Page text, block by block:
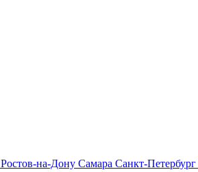
Ростов-на-Дону Самара Санкт-Петербург